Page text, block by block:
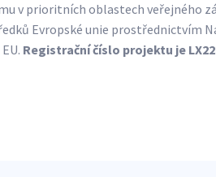
v prioritních oblastech veřejného
Evropské unie prostřednictvím
Registrační číslo projektu je